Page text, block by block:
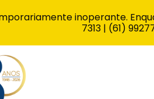
inoperante.
7313 | (61)